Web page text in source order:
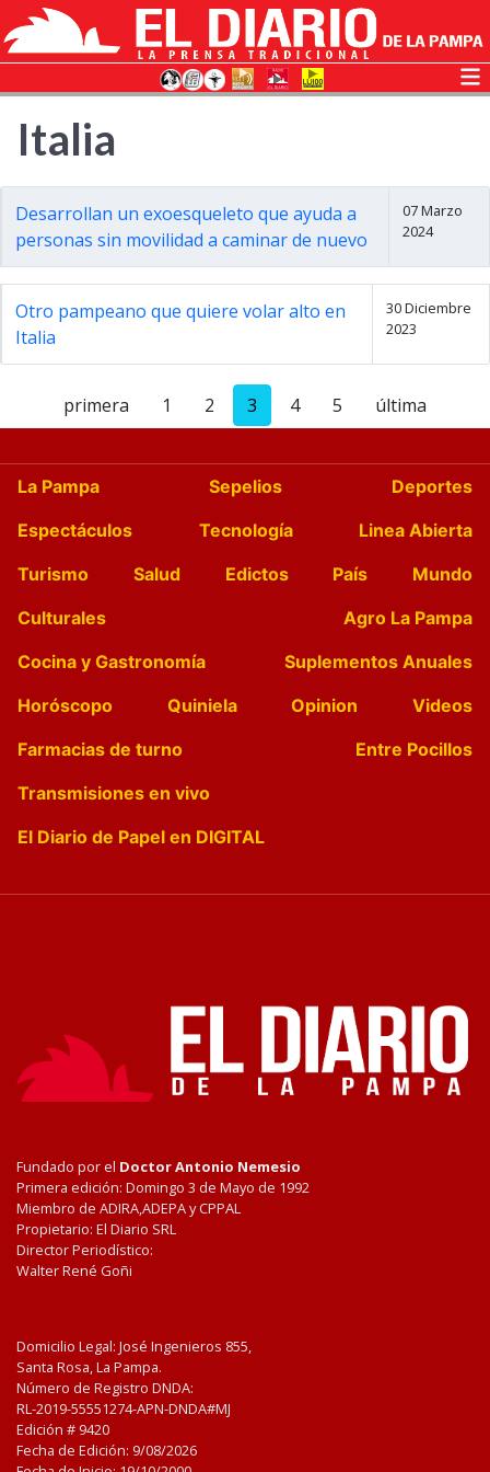
Italia
Desarrollan un exoesqueleto que ayuda a
personas sin movilidad a caminar de nuevo
07 Marzo
2024
Otro pampeano que quiere volar alto en
Italia
30 Diciembre
2023
primera 1 2 3 4 5 última
La Pampa Sepelios
Deportes
Espectáculos
Tecnología
Linea Abierta
Turismo
Salud Edictos País
Mundo
Culturales
Agro La Pampa
Cocina y Gastronomía
Suplementos Anuales
Horóscopo
Quiniela Opinion
Videos
Farmacias de turno
Entre Pocillos
Transmisiones en vivo
El Diario de Papel en DIGITAL
Fundado por el Doctor Antonio Nemesio
Primera edición: Domingo 3 de Mayo de 1992
Miembro de ADIRA,ADEPA y CPPAL
Propietario: El Diario SRL
Director Periodístico:
Walter René Goñi
Domicilio Legal: José Ingenieros 855,
Santa Rosa, La Pampa.
Número de Registro DNDA:
RL-2019-55551274-APN-DNDA#MJ
Edición # 9420
Fecha de Edición: 9/08/2026